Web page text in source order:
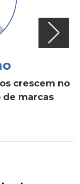
crescem no
de marcas